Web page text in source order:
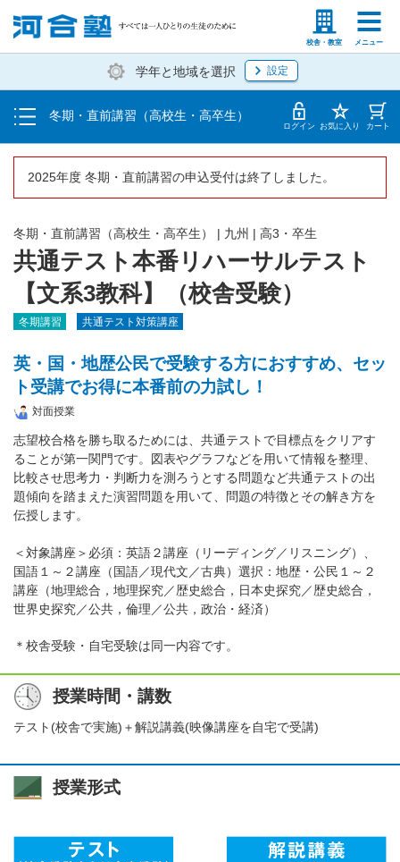
校舎・教室 メニュー
塾生の方 高等学校の先生
学年と地域を選択 設定
冬期・直前講習（高校生・高卒生）
受講料・お申し込み方法
受講開始までの流れ
校舎一覧 ログイン お気に入り カート
2025年度 冬期・直前講習の申込受付は終了しました。
共通テスト本番リハーサルテスト
【文系3教科】（校舎受験）
冬期・直前講習（高校生・高卒生） | 九州 | 高3・卒生
冬期講習 共通テスト対策講座
英・国・地歴公民で受験する方におすすめ、セッ
ト受講でお得に本番前の力試し！
対面授業
志望校合格を勝ち取るためには、共通テストで目標点をクリアす
ることが第一関門です。図表やグラフなどを用いて情報を整理、
比較させ思考力・判断力を測ろうとする問題など共通テストの出
題傾向を踏まえた演習問題を用いて、問題の特徴とその解き方を
伝授します。
＜対象講座＞必須：英語２講座（リーディング／リスニング）、
国語１～２講座（国語／現代文／古典）選択：地歴・公民１～２
講座（地理総合，地理探究／歴史総合，日本史探究／歴史総合，
世界史探究／公共，倫理／公共，政治・経済）
＊校舎受験・自宅受験は同一内容です。
授業時間・講数
テスト(校舎で実施)＋解説講義(映像講座を自宅で受講)
授業形式